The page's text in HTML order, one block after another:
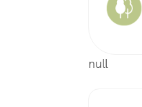
null